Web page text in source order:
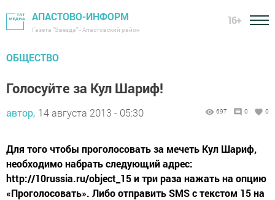
АПАСТОВО-ИНФОРМ
Газета "Звезда" - Апастовский район
16+
ОБЩЕСТВО
Голосуйте за Кул Шариф!
автор, 14 августа 2013 - 05:30 697 0 0
Для того чтобы проголосовать за мечеть Кул Шариф,
необходимо набрать следующий адрес:
http://10russia.ru/object_15 и три раза нажать на опцию
«Проголосовать». Либо отправить SMS с текстом 15 на